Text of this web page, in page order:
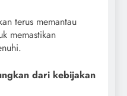
terus memantau
memastikan
dari kebijakan